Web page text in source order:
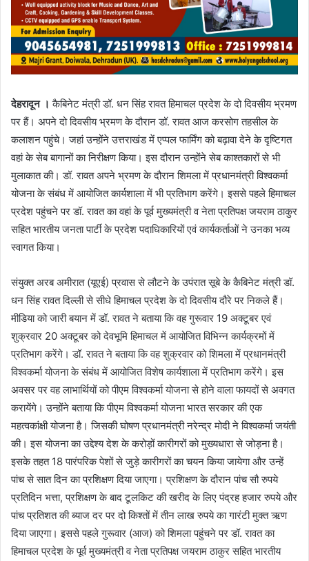
देहरादून ।कैबिनेट मंत्री डॉ. धन सिंह रावत हिमाचल प्रदेश के दो दिवसीय भ्रमण
पर हैं। अपने दो दिवसीय भ्रमण के दौरान डॉ. रावत आज करसोग तहसील के
कलाशन पहुंचे। जहां उन्होंने उत्तराखंड में एप्पल फार्मिंग को बढ़ावा देने के दृष्टिगत
वहां के सेब बागानों का निरीक्षण किया। इस दौरान उन्होंने सेब काश्तकारों से भी
मुलाकात की। डॉ. रावत अपने भ्रमण के दौरान शिमला में प्रधानमंत्री विश्वकर्मा
योजना के संबंध में आयोजित कार्यशाला में भी प्रतिभाग करेंगे। इससे पहले हिमाचल
प्रदेश पहुंचने पर डॉ. रावत का वहां के पूर्व मुख्यमंत्री व नेता प्रतिपक्ष जयराम ठाकुर
सहित भारतीय जनता पार्टी के प्रदेश पदाधिकारियों एवं कार्यकर्ताओं ने उनका भव्य
स्वागत किया।
संयुक्त अरब अमीरात (यूएई) प्रवास से लौटने के उपंरात सूबे के कैबिनेट मंत्री डॉ.
धन सिंह रावत दिल्ली से सीधे हिमाचल प्रदेश के दो दिवसीय दौरे पर निकले हैं।
मीडिया को जारी बयान में डॉ. रावत ने बताया कि वह गुरूवार 19 अक्टूबर एवं
शुक्रवार 20 अक्टूबर को देवभूमि हिमाचल में आयोजित विभिन्न कार्यक्रमों में
प्रतिभाग करेंगे। डॉ. रावत ने बताया कि वह शुक्रवार को शिमला में प्रधानमंत्री
विश्वकर्मा योजना के संबंध में आयोजित विशेष कार्यशाला में प्रतिभाग करेंगे। इस
अवसर पर वह लाभार्थियों को पीएम विश्वकर्मा योजना से होने वाला फायदों से अवगत
करायेंगे। उन्होंने बताया कि पीएम विश्वकर्मा योजना भारत सरकार की एक
महत्वकांक्षी योजना है। जिसकी घोषण प्रधानमंत्री नरेन्द्र मोदी ने विश्वकर्मा जयंती
की। इस योजना का उद्देश्य देश के करोड़ों कारीगरों को मुख्यधारा से जोड़ना है।
इसके तहत 18 पारंपरिक पेशों से जुड़े कारीगरों का चयन किया जायेगा और उन्हें
पांच से सात दिन का प्रशिक्षण दिया जाएगा। प्रशिक्षण के दौरान पांच सौ रुपये
प्रतिदिन भत्ता, प्रशिक्षण के बाद टूलकिट की खरीद के लिए पंद्रह हजार रुपये और
पांच प्रतिशत की ब्याज दर पर दो किश्तों में तीन लाख रुपये का गारंटी मुक्त ऋण
दिया जाएगा। इससे पहले गुरूवार (आज) को शिमला पहुंचने पर डॉ. रावत का
हिमाचल प्रदेश के पूर्व मुख्यमंत्री व नेता प्रतिपक्ष जयराम ठाकुर सहित भारतीय